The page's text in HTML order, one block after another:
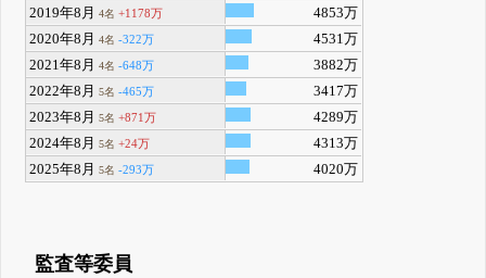
2019年8月4名 +1178万
4853万
2020年8月4名 -322万
4531万
2021年8月4名 -648万
3882万
2022年8月5名 -465万
3417万
2023年8月5名 +871万
4289万
2024年8月5名 +24万
4313万
2025年8月5名 -293万 4020万
監査等委員